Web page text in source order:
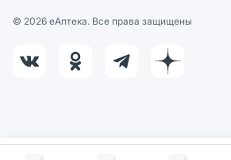
© 2026 eАптека. Все права защищены